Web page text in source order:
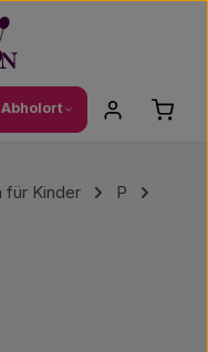
Abholort
für Kinder
P